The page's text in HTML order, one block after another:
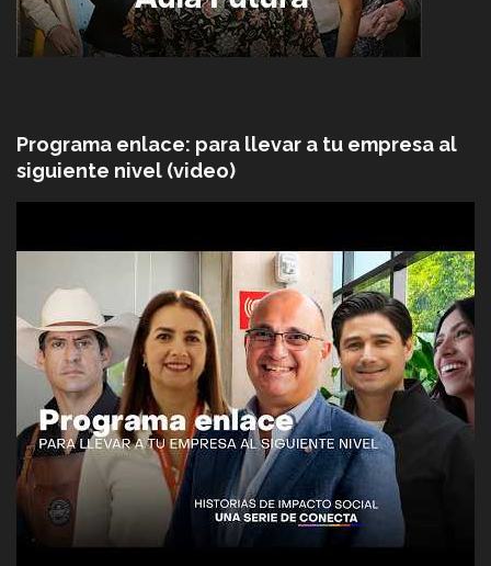
Programa enlace: para llevar a tu empresa al
siguiente nivel (video)